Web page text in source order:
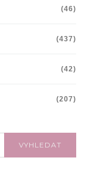
(46)
(437)
(42)
(207)
VYHLEDAT